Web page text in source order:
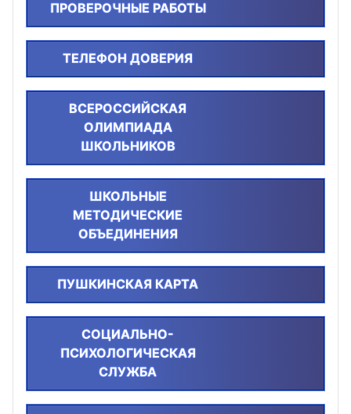
ПРОВЕРОЧНЫЕ РАБОТЫ
ТЕЛЕФОН ДОВЕРИЯ
ВСЕРОССИЙСКАЯ
ОЛИМПИАДА
ШКОЛЬНИКОВ
ШКОЛЬНЫЕ
МЕТОДИЧЕСКИЕ
ОБЪЕДИНЕНИЯ
ПУШКИНСКАЯ КАРТА
СОЦИАЛЬНО-
ПСИХОЛОГИЧЕСКАЯ
СЛУЖБА